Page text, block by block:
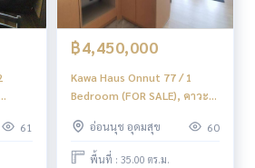
ฝากขายอสังหา
อมผู้61
฿4,450,000
Kawa Haus Onnut 77 / 1
Bedroom (FOR SALE), คาวะ
(ขาย) PRW109
อ่อนนุช อุดมสุข 60
พื้นที่ : 35.00 ตร.ม.